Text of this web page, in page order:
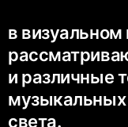
в
и различные
света.